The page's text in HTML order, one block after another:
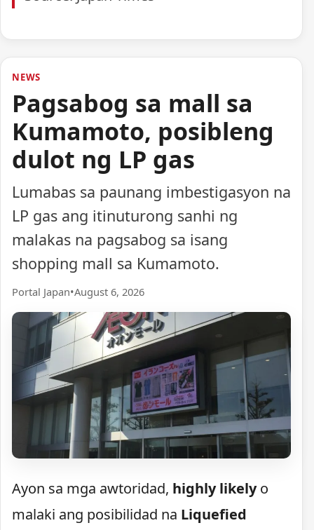
NEWS
Pagsabog sa mall sa
Kumamoto, posibleng
dulot ng LP gas
Lumabas sa paunang imbestigasyon na
LP gas ang itinuturong sanhi ng
malakas na pagsabog sa isang
shopping mall sa Kumamoto.
Portal Japan•August 6, 2026
Ayon sa mga awtoridad, highly likelyo
malaki ang posibilidad na Liquefied